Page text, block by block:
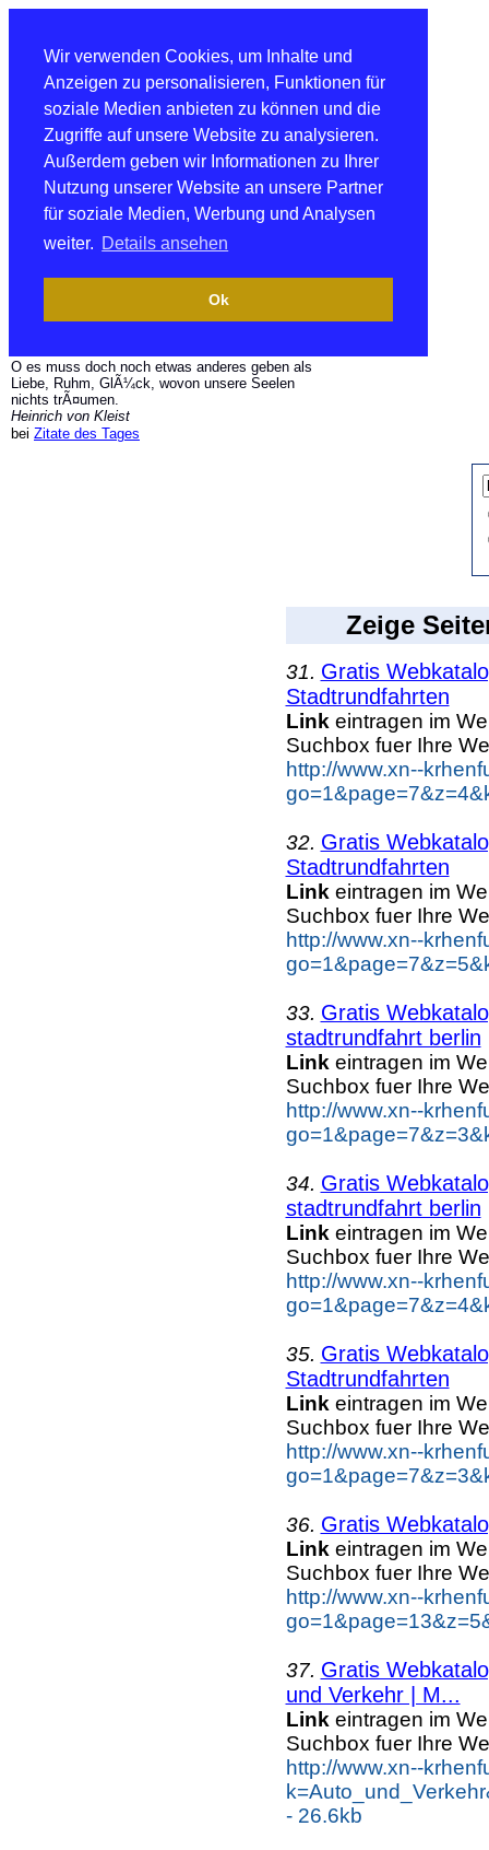
Wir verwenden Cookies, um Inhalte und
Anzeigen zu personalisieren, Funktionen für
soziale Medien anbieten zu können und die
Zugriffe auf unsere Website zu analysieren.
Außerdem geben wir Informationen zu Ihrer
Nutzung unserer Website an unsere Partner
für soziale Medien, Werbung und Analysen
weiter. Details ansehen
Ok
O es muss doch noch etwas anderes geben als
Liebe, Ruhm, GlÃ¼ck, wovon unsere Seelen
nichts trÃ¤umen.
Heinrich von Kleist
bei Zitate des Tages
Zeige
31. Gratis
Stadtrundfahrten
Link eintragen im
Suchbox fuer Ihre
http://www.xn--
32. Gratis
Stadtrundfahrten
Link eintragen im
Suchbox fuer Ihre
http://www.xn--
33. Gratis
stadtrundfahrt berlin
Link eintragen im
Suchbox fuer Ihre
http://www.xn--
34. Gratis
stadtrundfahrt berlin
Link eintragen im
Suchbox fuer Ihre
http://www.xn--
35. Gratis
Stadtrundfahrten
Link eintragen im
Suchbox fuer Ihre
http://www.xn--
36. Gratis
Link eintragen im
Suchbox fuer Ihre
http://www.xn--
37. Gratis
und Verkehr | M...
Link eintragen im
Suchbox fuer Ihre
http://www.xn--
- 26.6kb